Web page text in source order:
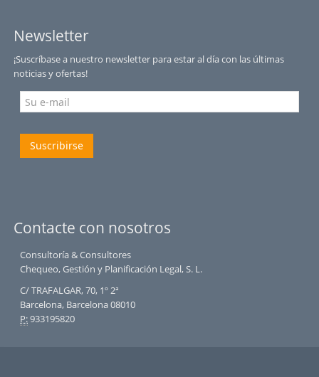
Newsletter
¡Suscríbase a nuestro newsletter para estar al día con las últimas
noticias y ofertas!
Suscribirse
Contacte con nosotros
Consultoría & Consultores
Chequeo, Gestión y Planificación Legal, S. L.
C/ TRAFALGAR, 70, 1º 2ª
Barcelona, Barcelona 08010
P:933195820